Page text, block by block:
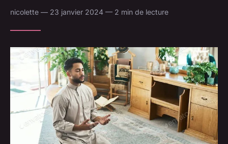
nicolette — 23 janvier 2024 — 2 min de lecture